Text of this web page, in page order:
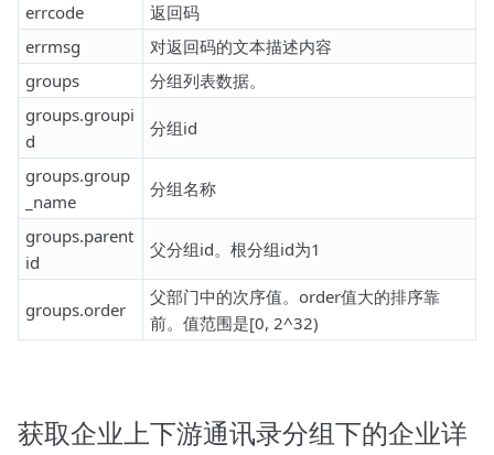
errcode
返回码
errmsg
对返回码的文本描述内容
groups
分组列表数据。
groups.groupi
d
分组id
groups.group
_name
分组名称
groups.parent
id
父分组id。根分组id为1
groups.order
父部门中的次序值。order值大的排序靠
前。值范围是[0, 2^32)
获取企业上下游通讯录分组下的企业详